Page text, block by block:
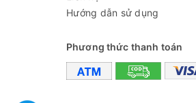
Hướng dẫn sử dụng
Phương thức thanh toán